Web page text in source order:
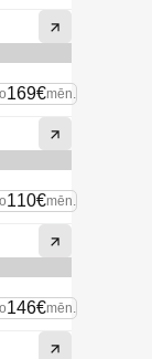
169€mēn.
110€mēn.
146€mēn.